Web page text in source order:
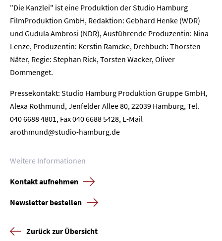
"Die Kanzlei" ist eine Produktion der Studio Hamburg
FilmProduktion GmbH, Redaktion: Gebhard Henke (WDR)
und Gudula Ambrosi (NDR), Ausführende Produzentin: Nina
Lenze, Produzentin: Kerstin Ramcke, Drehbuch: Thorsten
Näter, Regie: Stephan Rick, Torsten Wacker, Oliver
Dommenget.
Pressekontakt: Studio Hamburg Produktion Gruppe GmbH,
Alexa Rothmund, Jenfelder Allee 80, 22039 Hamburg, Tel.
040 6688 4801, Fax 040 6688 5428, E-Mail
arothmund@studio-hamburg.de
Weitere Informationen
Kontakt aufnehmen
Newsletter bestellen
Zurück zur Übersicht